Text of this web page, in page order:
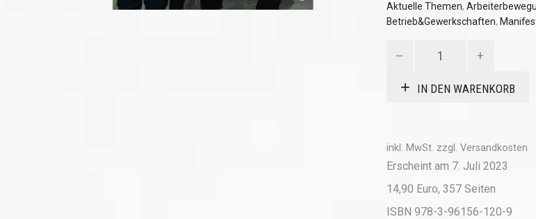
Aktuelle Themen,
Betrieb&Gewerkschaften,
MengeIN DEN WARENKORB
inkl. MwSt. zzgl. Versandkosten
Erscheint am 7. Juli 2023
14,90 Euro, 357 Seiten
ISBN 978-3-96156-120-9